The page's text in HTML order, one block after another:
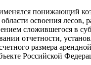
понижающий
освоения лесов,
сложившегося в
отчетности,
размера
Российской